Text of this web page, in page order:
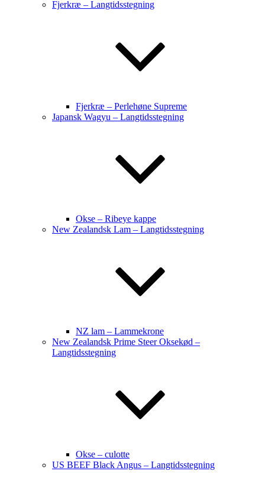
Fjerkræ – Langtidsstegning
Fjerkræ – Perlehøne Supreme
Japansk Wagyu – Langtidsstegning
Okse – Ribeye kappe
New Zealandsk Lam – Langtidsstegning
NZ lam – Lammekrone
New Zealandsk Prime Steer Oksekød –
Langtidsstegning
Okse – culotte
US BEEF Black Angus – Langtidsstegning